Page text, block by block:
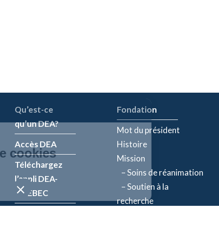
Qu’est-ce
qu’un DEA?
Accès DEA
Téléchargez
l’appli DEA-
QUÉBEC
Fondation
Mot du président
Histoire
Mission
– Soins de réanimation
– Soutien à la
recherche